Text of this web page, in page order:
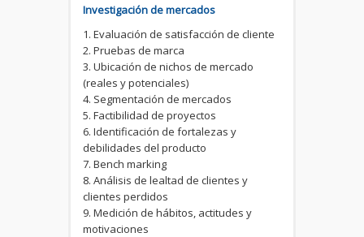
Investigación de mercados
1. Evaluación de satisfacción de cliente
2. Pruebas de marca
3. Ubicación de nichos de mercado
(reales y potenciales)
4. Segmentación de mercados
5. Factibilidad de proyectos
6. Identificación de fortalezas y
debilidades del producto
7. Bench marking
8. Análisis de lealtad de clientes y
clientes perdidos
9. Medición de hábitos, actitudes y
motivaciones